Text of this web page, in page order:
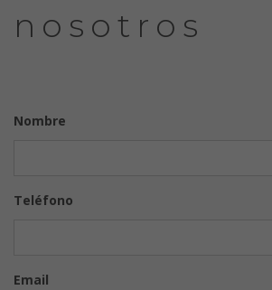
nosotros
Nombre
Teléfono
Email